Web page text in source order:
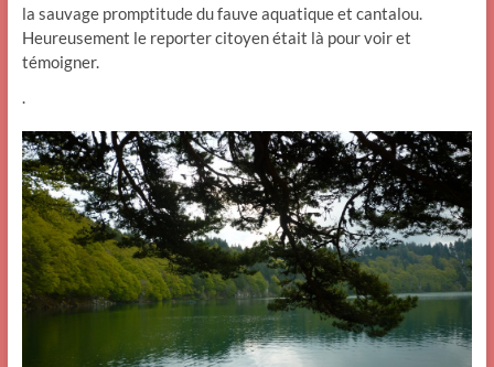
la sauvage promptitude du fauve aquatique et cantalou.
Heureusement le reporter citoyen était là pour voir et
témoigner.
.